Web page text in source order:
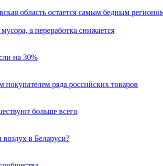
область остается самым бедным
а переработка снижается
на 30%
покупателем ряда российских товаров
больше всего
в Беларуси?